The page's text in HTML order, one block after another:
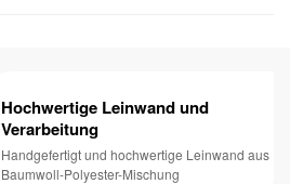
Hochwertige Leinwand und
Verarbeitung
Handgefertigt und hochwertige Leinwand aus
Baumwoll-Polyester-Mischung